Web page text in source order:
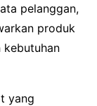
pelanggan,
produk
kebutuhan
yang